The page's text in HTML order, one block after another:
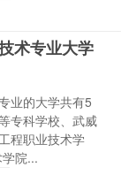
术专业大学
业的大学共有5
专科学校、武威
程职业技术学
院...